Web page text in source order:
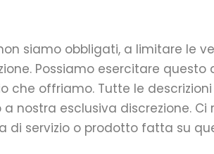
siamo obbligati, a limitare le
Possiamo esercitare
che offriamo. Tutte le
nostra esclusiva discrezione.
di servizio o prodotto fatta su